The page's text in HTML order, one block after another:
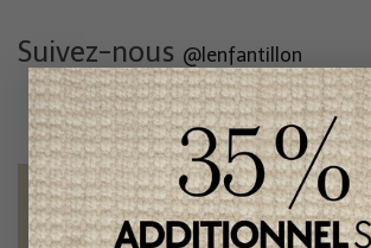
Suivez-nous @lenfantillon
Livraison gratuite
sur toute commande de 100 $ et plus